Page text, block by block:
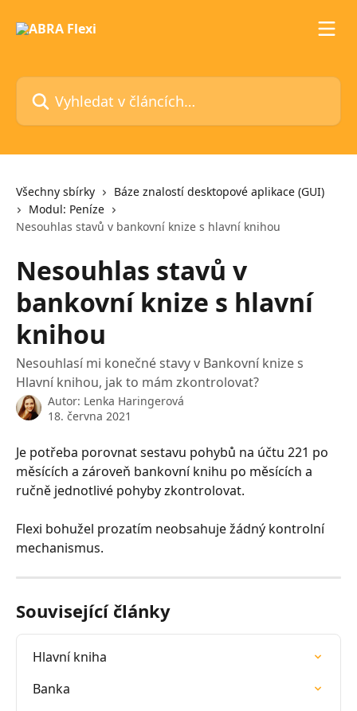
Vyhledat v článcích…
Všechny sbírky
Báze znalostí desktopové aplikace (GUI)
Modul: Peníze
Nesouhlas stavů v bankovní knize s hlavní knihou
Nesouhlas stavů v
bankovní knize s hlavní
knihou
Nesouhlasí mi konečné stavy v Bankovní knize s
Hlavní knihou, jak to mám zkontrolovat?
Autor: Lenka Haringerová
18. června 2021
Je potřeba porovnat sestavu pohybů na účtu 221 po
měsících a zároveň bankovní knihu po měsících a
ručně jednotlivé pohyby zkontrolovat.
Flexi bohužel prozatím neobsahuje žádný kontrolní
mechanismus.
Související články
Hlavní kniha
Banka